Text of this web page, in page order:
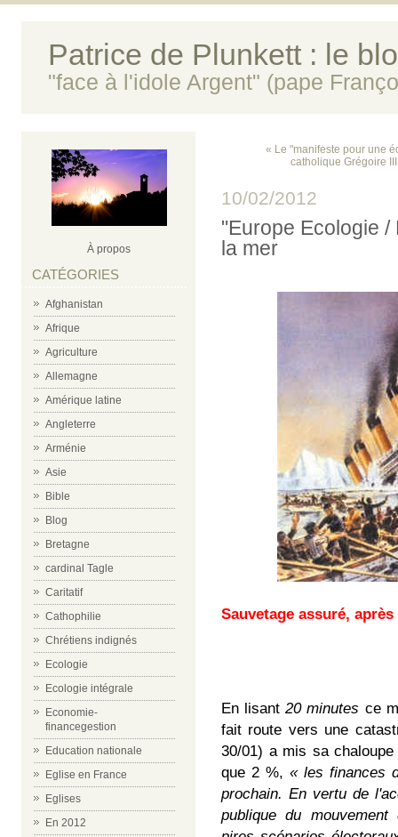
Patrice de Plunkett : le
"face à l'idole Argent" (pape
À propos
CATÉGORIES
Afghanistan
Afrique
Agriculture
Allemagne
Amérique latine
Angleterre
Arménie
Asie
Bible
Blog
Bretagne
cardinal Tagle
Caritatif
Cathophilie
Chrétiens indignés
Ecologie
Ecologie intégrale
Economie-
financegestion
Education nationale
Eglise en France
Eglises
En 2012
« Le "manifeste pour une
catholique Grégoire
10/02/2012
"Europe Ecologie
la mer
Sauvetage assuré,
En lisant 20 minutes ce
fait route vers une
30/01) a mis sa
que 2 %, « les finances
prochain. En vertu de
publique du